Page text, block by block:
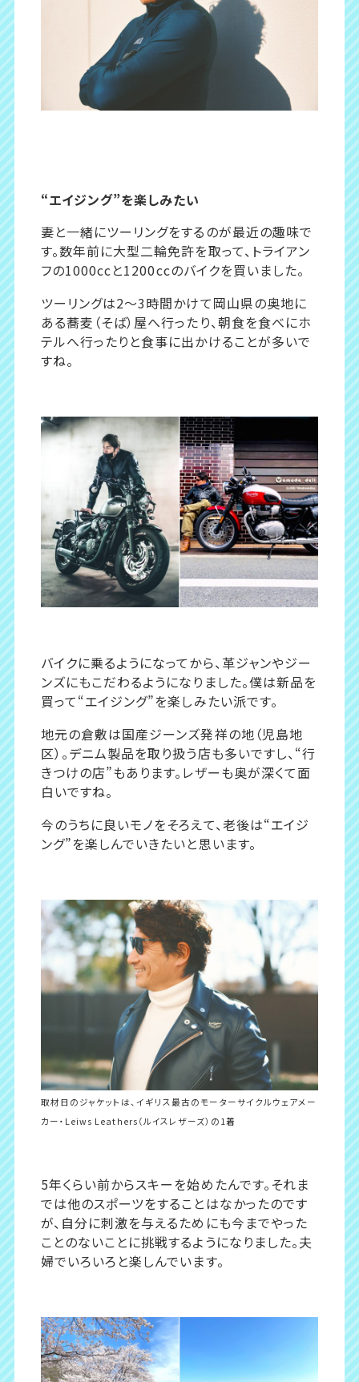
“エイジング”を楽しみたい
妻と一緒にツーリングをするのが最近の趣味で
す。数年前に大型二輪免許を取って、トライアン
フの1000ccと1200ccのバイクを買いました。
ツーリングは2〜3時間かけて岡山県の奥地に
ある蕎麦（そば）屋へ行ったり、朝食を食べにホ
テルへ行ったりと食事に出かけることが多いで
すね。
バイクに乗るようになってから、革ジャンやジー
ンズにもこだわるようになりました。僕は新品を
買って“エイジング”を楽しみたい派です。
地元の倉敷は国産ジーンズ発祥の地（児島地
区）。デニム製品を取り扱う店も多いですし、“行
きつけの店”もあります。レザーも奥が深くて面
白いですね。
今のうちに良いモノをそろえて、老後は“エイジ
ング”を楽しんでいきたいと思います。
取材日のジャケットは、イギリス最古のモーターサイクルウェアメー
カー・Leiws Leathers（ルイスレザーズ）の1着
5年くらい前からスキーを始めたんです。それま
では他のスポーツをすることはなかったのです
が、自分に刺激を与えるためにも今までやった
ことのないことに挑戦するようになりました。夫
婦でいろいろと楽しんでいます。